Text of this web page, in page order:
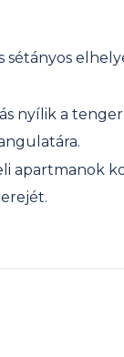
nyílik a
apartmanok